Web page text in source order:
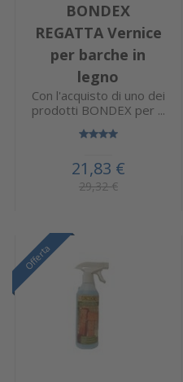
BONDEX
REGATTA Vernice
per barche in
legno
Con l'acquisto di uno dei
prodotti BONDEX per ...
21,83 €
29,32 €
Offerta